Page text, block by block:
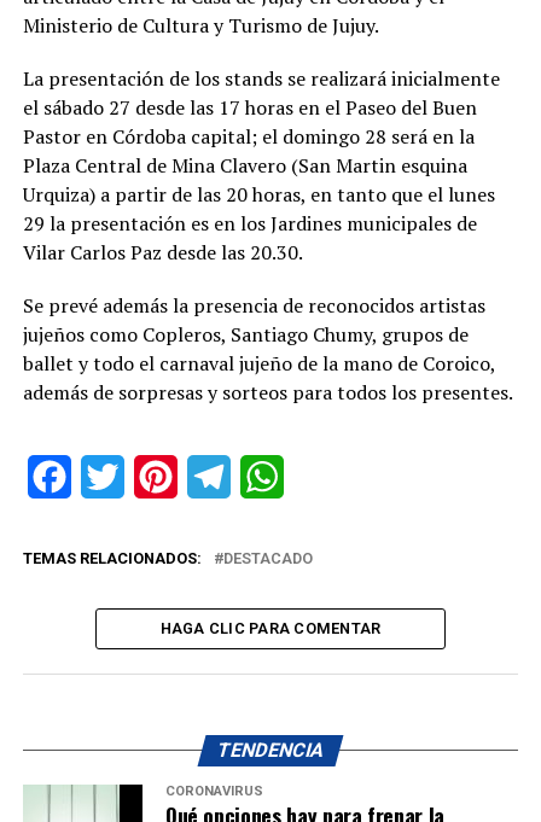
Ministerio de Cultura y Turismo de Jujuy.
La presentación de los stands se realizará inicialmente
el sábado 27 desde las 17 horas en el Paseo del Buen
Pastor en Córdoba capital; el domingo 28 será en la
Plaza Central de Mina Clavero (San Martin esquina
Urquiza) a partir de las 20 horas, en tanto que el lunes
29 la presentación es en los Jardines municipales de
Vilar Carlos Paz desde las 20.30.
Se prevé además la presencia de reconocidos artistas
jujeños como Copleros, Santiago Chumy, grupos de
ballet y todo el carnaval jujeño de la mano de Coroico,
además de sorpresas y sorteos para todos los presentes.
FacebookTwitter PinterestTelegram
TEMAS RELACIONADOS: DESTACADO
HAGA CLIC PARA COMENTAR
TENDENCIA
CORONAVIRUS
Qué opciones hay para frenar la